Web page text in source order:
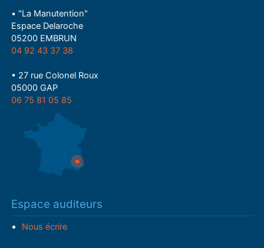
• "La Manutention"
Espace Delaroche
05200 EMBRUN
04 92 43 37 38
• 27 rue Colonel Roux
05000 GAP
06 75 81 05 85
Espace auditeurs
Nous écrire